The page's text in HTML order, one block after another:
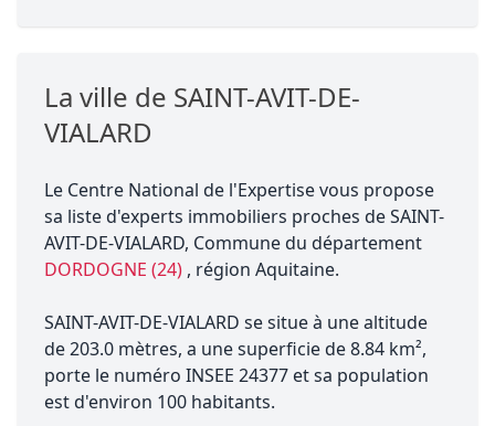
La ville de SAINT-AVIT-DE-
VIALARD
Le Centre National de l'Expertise vous propose
sa liste d'experts immobiliers proches de SAINT-
AVIT-DE-VIALARD, Commune du département
DORDOGNE (24) , région Aquitaine.
SAINT-AVIT-DE-VIALARD se situe à une altitude
de 203.0 mètres, a une superficie de 8.84 km²,
porte le numéro INSEE 24377 et sa population
est d'environ 100 habitants.